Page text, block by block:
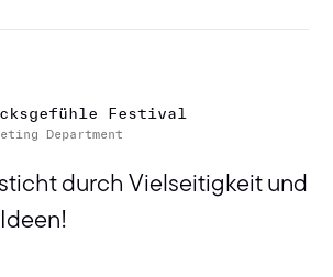
Festival
Department
durch Vielseitigkeit und